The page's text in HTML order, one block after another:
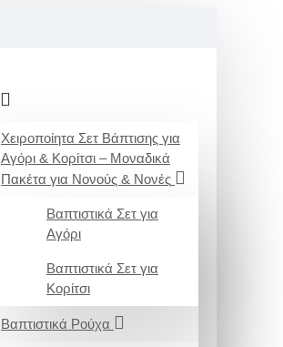
Χειροποίητα Σετ Βάπτισης για
Αγόρι & Κορίτσι – Μοναδικά
Πακέτα για Νονούς & Νονές
Βαπτιστικά Σετ για
Αγόρι
Βαπτιστικά Σετ για
Κορίτσι
Βαπτιστικά Ρούχα